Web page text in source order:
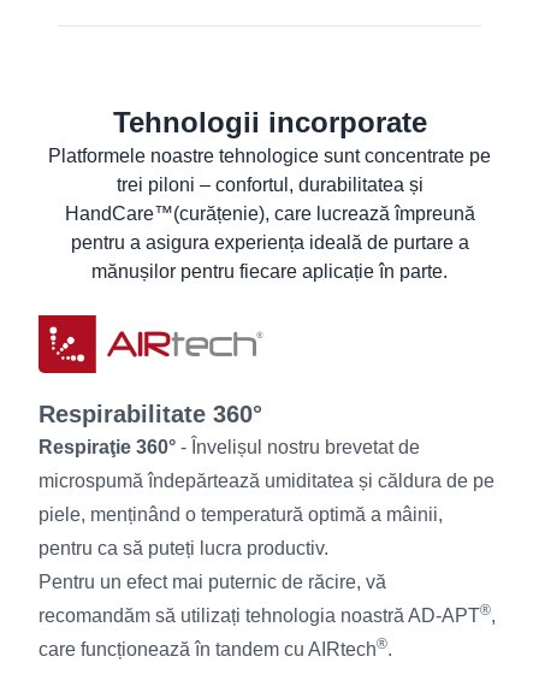
Aflați mai multe
Fişă de informaţii de securitate
Fișă cu date despre produs
Instrucţiuni de spălare
Informații pentru utilizatori
Tehnologii incorporate
Platformele noastre tehnologice sunt concentrate pe
trei piloni – confortul, durabilitatea și
HandCare™(curățenie), care lucrează împreună
pentru a asigura experiența ideală de purtare a
mănușilor pentru fiecare aplicație în parte.
Respirabilitate 360°
Respiraţie 360° - Învelișul nostru brevetat de
microspumă îndepărtează umiditatea și căldura de pe
piele, menținând o temperatură optimă a mâinii,
pentru ca să puteți lucra productiv.
Pentru un efect mai puternic de răcire, vă
recomandăm să utilizați tehnologia noastră AD-APT®,
care funcționează în tandem cu AIRtech®.